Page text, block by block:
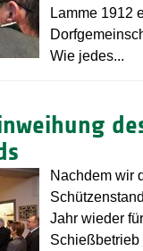
Lamme 1912
Wie jedes...
Nachdem wir
Jahr wieder
Schießbetrieb